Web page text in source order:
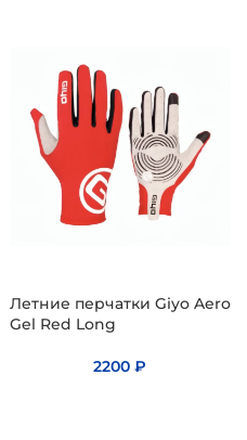
Летние перчатки Giyo Aero
Gel Red Long
2200₽